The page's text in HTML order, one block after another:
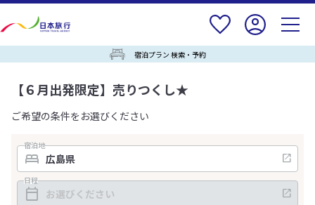
宿泊プラン 検索・予約
【６月出発限定】売りつくし★
ご希望の条件をお選びください
宿泊地
日程